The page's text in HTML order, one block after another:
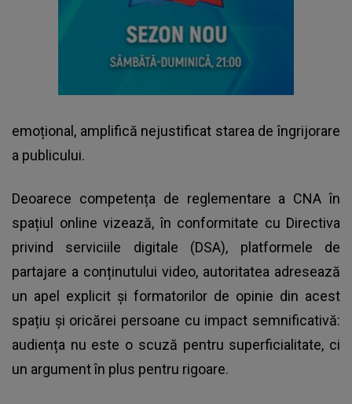
emoțional, amplifică nejustificat starea de îngrijorare
a publicului.
Deoarece competența de reglementare a CNA în
spațiul online vizează, în conformitate cu Directiva
privind serviciile digitale (DSA), platformele de
partajare a conținutului video, autoritatea adresează
un apel explicit și formatorilor de opinie din acest
spațiu și oricărei persoane cu impact semnificativă:
audiența nu este o scuză pentru superficialitate, ci
un argument în plus pentru rigoare.